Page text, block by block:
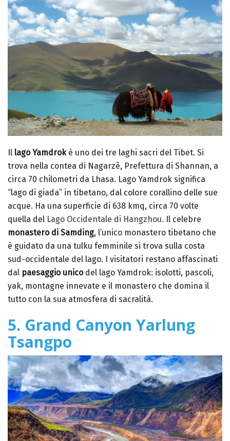
Il lago Yamdrokè uno dei tre laghi sacri del Tibet. Si
trova nella contea di Nagarzê, Prefettura di Shannan, a
circa 70 chilometri da Lhasa. Lago Yamdrok significa
“lago di giada” in tibetano, dal colore corallino delle sue
acque. Ha una superficie di 638 kmq, circa 70 volte
quella del Lago Occidentale di Hangzhou. Il celebre
monastero di Samding, l’unico monastero tibetano che
è guidato da una tulku femminile si trova sulla costa
sud-occidentale del lago.
I visitatori restano affascinati
dal paesaggio unicodel lago Yamdrok: isolotti, pascoli,
yak, montagne innevate e il monastero che domina il
tutto con la sua atmosfera di sacralità.
5. Grand Canyon Yarlung
Tsangpo